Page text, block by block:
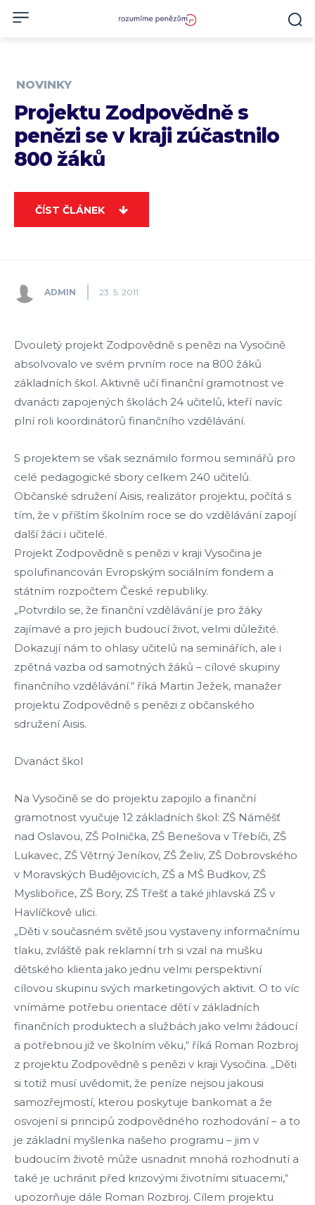
NOVINKY
Projektu Zodpovědně s
penězi se v kraji zúčastnilo
800 žáků
ČÍST ČLÁNEK
ADMIN 23. 5. 2011
Dvouletý projekt Zodpovědně s penězi na Vysočině
absolvovalo ve svém prvním roce na 800 žáků
základních škol. Aktivně učí finanční gramotnost ve
dvanácti zapojených školách 24 učitelů, kteří navíc
plní roli koordinátorů finančního vzdělávání.
S projektem se však seznámilo formou seminářů pro
celé pedagogické sbory celkem 240 učitelů.
Občanské sdružení Aisis, realizátor projektu, počítá s
tím, že v příštím školním roce se do vzdělávání zapojí
další žáci i učitelé.
Projekt Zodpovědně s penězi v kraji Vysočina je
spolufinancován Evropským sociálním fondem a
státním rozpočtem České republiky.
„Potvrdilo se, že finanční vzdělávání je pro žáky
zajímavé a pro jejich budoucí život, velmi důležité.
Dokazují nám to ohlasy učitelů na seminářích, ale i
zpětná vazba od samotných žáků – cílové skupiny
finančního vzdělávání.“ říká Martin Ježek, manažer
projektu Zodpovědně s penězi z občanského
sdružení Aisis.
Dvanáct škol
Na Vysočině se do projektu zapojilo a finanční
gramotnost vyučuje 12 základních škol: ZŠ Náměšť
nad Oslavou, ZŠ Polnička, ZŠ Benešova v Třebíči, ZŠ
Lukavec, ZŠ Větrný Jeníkov, ZŠ Želiv, ZŠ Dobrovského
v Moravských Budějovicích, ZŠ a MŠ Budkov, ZŠ
Myslibořice, ZŠ Bory, ZŠ Třešť a také jihlavská ZŠ v
Havlíčkově ulici.
„Děti v současném světě jsou vystaveny informačnímu
tlaku, zvláště pak reklamní trh si vzal na mušku
dětského klienta jako jednu velmi perspektivní
cílovou skupinu svých marketingových aktivit. O to víc
vnímáme potřebu orientace dětí v základních
finančních produktech a službách jako velmi žádoucí
a potřebnou již ve školním věku,“ říká Roman Rozbroj
z projektu Zodpovědně s penězi v kraji Vysočina. „Děti
si totiž musí uvědomit, že peníze nejsou jakousi
samozřejmostí, kterou poskytuje bankomat a že
osvojení si principů zodpovědného rozhodování – a to
je základní myšlenka našeho programu – jim v
budoucím životě může usnadnit mnohá rozhodnutí a
také je uchránit před krizovými životními situacemi,“
upozorňuje dále Roman Rozbroj. Cílem projektu